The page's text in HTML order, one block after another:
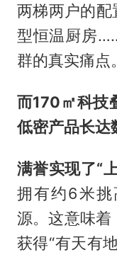
两梯两户的配
型恒温厨房
群的真实痛点。
而170㎡科技
低密产品长达
满誉实现了“
拥有约6米
源。这意味着
获得“有天有